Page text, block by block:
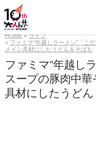
HOME
ライフ
ファミマ“年越しラーメン”「こ
メイン具材にしたうどん＆そばも
ファミマ“年越し
スープの豚肉中
具材にしたうどん